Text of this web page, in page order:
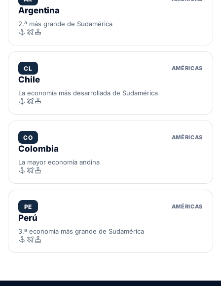
Argentina
2.ª más grande de Sudamérica
CL AMÉRICAS
Chile
La economía más desarrollada de Sudamérica
CO AMÉRICAS
Colombia
La mayor economía andina
PE AMÉRICAS
Perú
3.ª economía más grande de Sudamérica